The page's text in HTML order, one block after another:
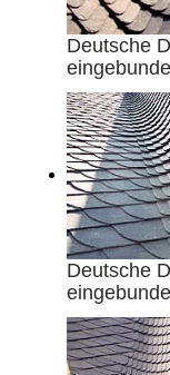
Deutsche
Deutsche